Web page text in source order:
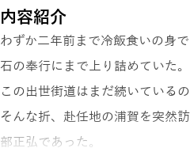
内容紹介
わずか二年前まで冷飯食いの身
石の奉行にまで上り詰めていた。
この出世街道はまだ続いている
そんな折、赴任地の浦賀を突然
部正弘であった。